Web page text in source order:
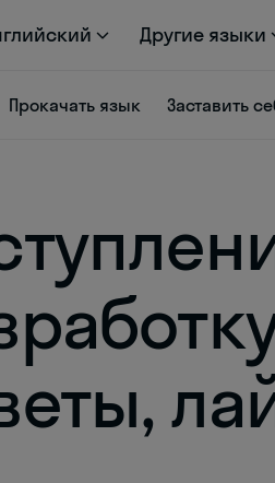
Другие языки
Прокачать язык Заставить